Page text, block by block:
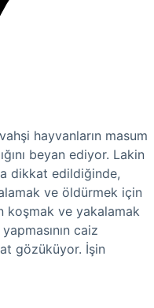
hayvanların masum
beyan ediyor. Lakin
dikkat edildiğinde,
ve öldürmek için
koşmak ve yakalamak
caiz
gözüküyor. İşin